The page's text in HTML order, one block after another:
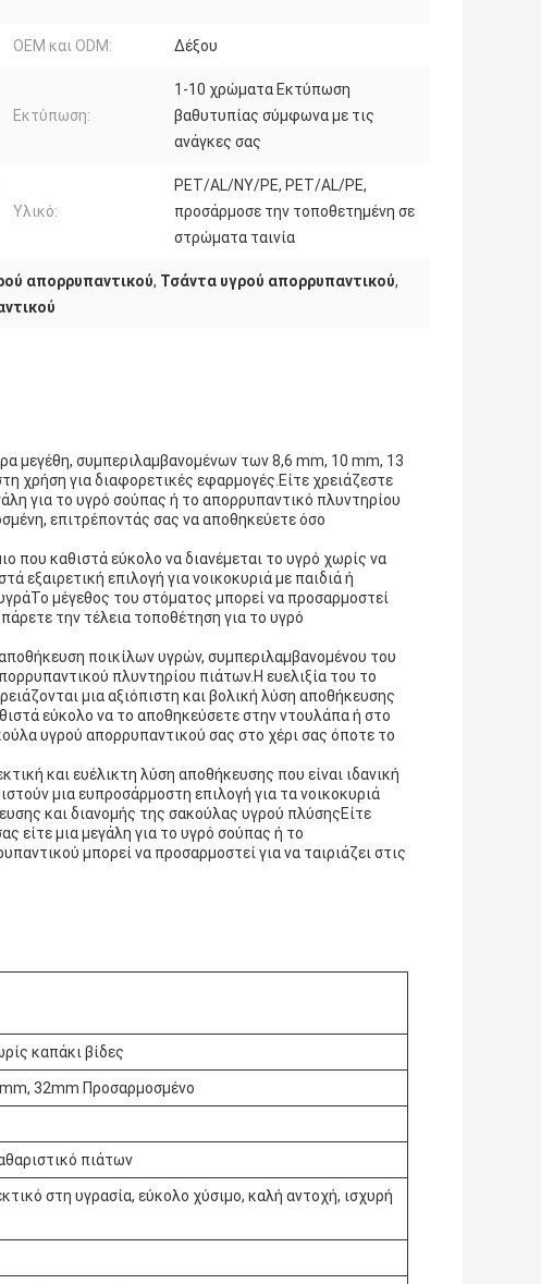
OEM και ODM: Δέξου
Εκτύπωση:
1-10 χρώματα Εκτύπωση
βαθυτυπίας σύμφωνα με τις
ανάγκες σας
Υλικό:
PET/AL/NY/PE, PET/AL/PE,
προσάρμοσε την τοποθετημένη σε
στρώματα ταινία
απορρυπαντικού, Τσάντα υγρού απορρυπαντικού,
μεγέθη, συμπεριλαμβανομένων των 8,6 mm, 10 mm, 13
χρήση για διαφορετικές εφαρμογές.Είτε χρειάζεστε
για το υγρό σούπας ή το απορρυπαντικό πλυντηρίου
επιτρέποντάς σας να αποθηκεύετε όσο
που καθιστά εύκολο να διανέμεται το υγρό χωρίς να
εξαιρετική επιλογή για νοικοκυριά με παιδιά ή
μέγεθος του στόματος μπορεί να προσαρμοστεί
την τέλεια τοποθέτηση για το υγρό
ποικίλων υγρών, συμπεριλαμβανομένου του
πλυντηρίου πιάτων.Η ευελιξία του το
μια αξιόπιστη και βολική λύση αποθήκευσης
εύκολο να το αποθηκεύσετε στην ντουλάπα ή στο
υγρού απορρυπαντικού σας στο χέρι σας όποτε το
και ευέλικτη λύση αποθήκευσης που είναι ιδανική
μια ευπροσάρμοστη επιλογή για τα νοικοκυριά
και διανομής της σακούλας υγρού πλύσηςΕίτε
είτε μια μεγάλη για το υγρό σούπας ή το
μπορεί να προσαρμοστεί για να ταιριάζει στις
καπάκι βίδες
32mm Προσαρμοσμένο
πιάτων
στη υγρασία, εύκολο χύσιμο, καλή αντοχή, ισχυρή